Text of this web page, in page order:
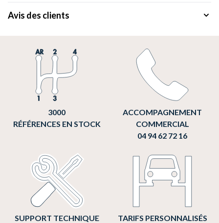
Avis des clients
3000
RÉFÉRENCES EN STOCK
ACCOMPAGNEMENT
COMMERCIAL
04 94 62 72 16
SUPPORT TECHNIQUE
TARIFS PERSONNALISÉS